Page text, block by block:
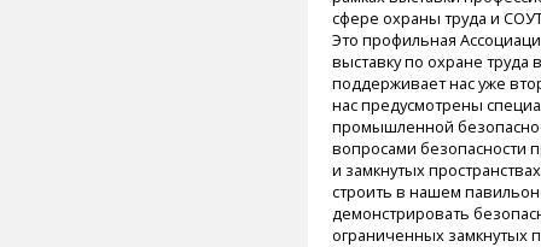
сфере охраны труда и
Это профильная
выставку по охране труда
поддерживает нас уже
нас предусмотрены
промышленной
вопросами безопасности
и замкнутых
строить в нашем
демонстрировать
ограниченных замкнутых